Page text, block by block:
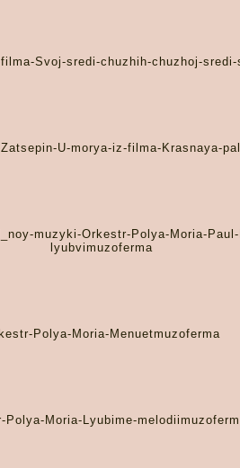
Svoj-sredi-chuzhih-chuzhoj-sredi-
U-morya-iz-filma-Krasnaya-
muzyki-Orkestr-Polya-Moria-
lyubvimuzoferma
Polya-Moria-Menuetmuzoferma
Polya-Moria-Lyubime-